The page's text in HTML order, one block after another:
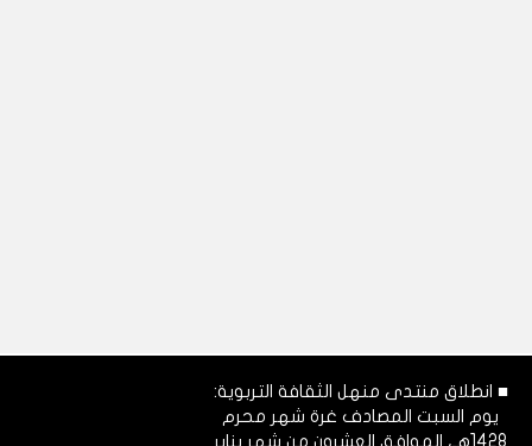
■ انطلاق منتدى منهل الثقافة التربوية:
يوم السبت المصادف غرة شهر محرم
1428هـ، الموافق العشرون من شهر يناير